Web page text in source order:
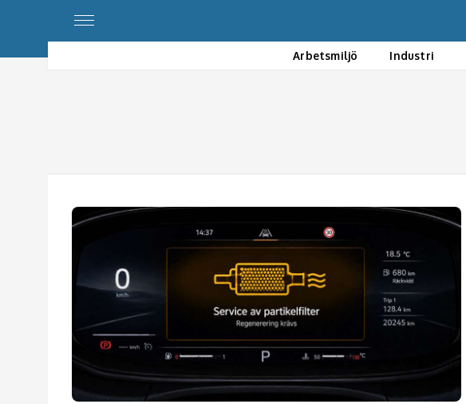
Arbetsmiljö Industri